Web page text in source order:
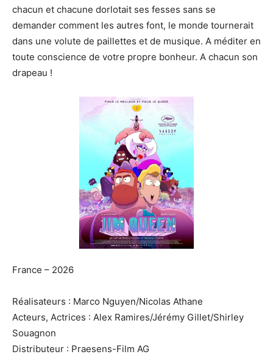
chacun et chacune dorlotait ses fesses sans se
demander comment les autres font, le monde tournerait
dans une volute de paillettes et de musique. A méditer en
toute conscience de votre propre bonheur. A chacun son
drapeau !
France – 2026
Réalisateurs : Marco Nguyen/Nicolas Athane
Acteurs, Actrices : Alex Ramires/Jérémy Gillet/Shirley
Souagnon
Distributeur : Praesens-Film AG